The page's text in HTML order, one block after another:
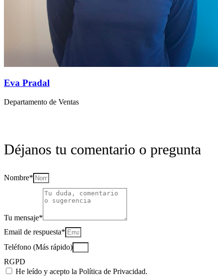
Eva Pradal
Departamento de Ventas
Déjanos tu comentario o pregunta
Nombre*
Tu mensaje*
Email de respuesta*
Teléfono (Más rápido)
RGPD
He leído y acepto la Política de Privacidad.